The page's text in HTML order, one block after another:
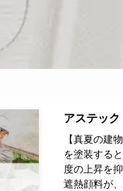
アステッ
【真夏の建
を塗装する
度の上昇を
遮熱顔料が